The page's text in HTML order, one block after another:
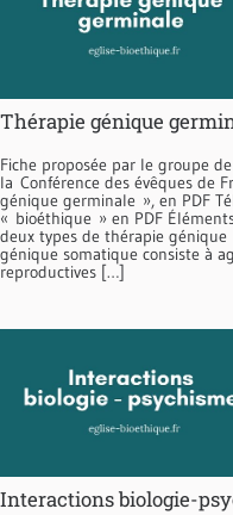
Thérapie génique
Fiche proposée par le groupe
la Conférence des évêques de
génique germinale », en PDF
« bioéthique » en PDF
deux types de thérapie
génique somatique consiste à
reproductives […]
Interactions biologie-